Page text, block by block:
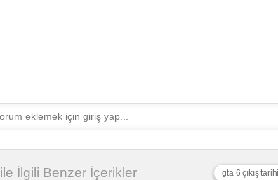
ile İlgili Benzer İçerikler gta 6 çıkış tarihi